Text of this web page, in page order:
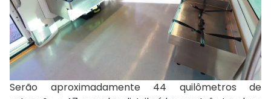
Serão aproximadamente 44 quilômetros de